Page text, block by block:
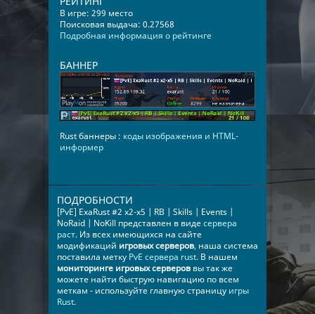
В игре: 299 место
Поисковая выдача: 0.27568
Подробная информация о рейтинге
БАННЕР
Rust баннеры : коды изображения и HTML-
информер
ПОДРОБНОСТИ
[PvE] ExaRust #2 x2-x5 | RB | Skills | Events |
NoRaid | NoKill представлен в видесервера
раст. Из всех имеющихся на сайте
модификаций игровых серверов, наша система
поставила метку PvE сервера rust. В нашем
мониторинге игровых серверов вы так же
можете найти быструю навигацию по всем
меткам - используйте главную страницу игры
Rust.